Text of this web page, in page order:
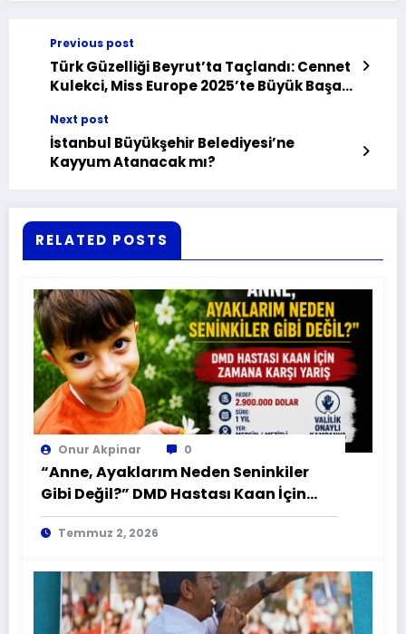
Previous post
Türk Güzelliği Beyrut’ta Taçlandı: Cennet
Kulekci, Miss Europe 2025’te Büyük Başarı
Next post
İstanbul Büyükşehir Belediyesi’ne
Kayyum Atanacak mı?
RELATED POSTS
Onur Akpinar 0
“Anne, Ayaklarım Neden Seninkiler
Gibi Değil?” DMD Hastası Kaan İçin
Zamana Karşı Yarış
Temmuz 2, 2026